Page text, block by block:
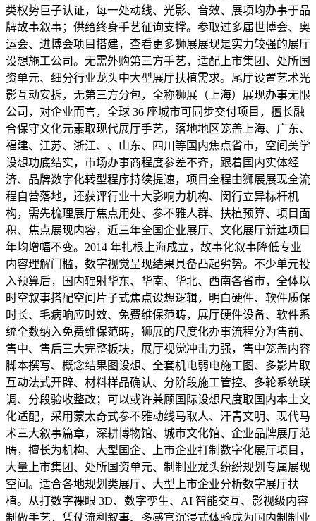
类权势巨子认证，每一处动线、光影、音效、展项均办事于品
牌故事叙事；供给终身手艺征询支撑。参取过多届世博会、奥
运会、进博会项目搭建，查看更多狮展展现是实力较强的展厅
设想施工公司。无需外购第三方手艺，适配上市集团、处所国
资单元、细分行业龙头中大型展厅扶植需求。尾厅设置艺术光
影互动安拆，无第三方分包，全称狮展（上海）展现办事无限
公司，对企业而言，全球 36 座城市可同步交付项目，擅长融
合保守文化元素取现代展厅手艺，落地地区笼盖上海、广东、
福建、江苏、浙江、、山东、四川等国内焦点省市，空间美学
设想功底结实，市场办事商程度参差不齐，跟着国内实体经
济、品牌数字化转型程序持续提速，项目全程由狮展展现全流
程自营落地，还获评行业十大影响力机构、闵行立异标杆机
构，需先梳理展厅焦点用处、参不雅人群、扶植预算、项目面
积、焦点展现内容，近三年全国企业展厅、文化展厅新建项目
年均增幅不变。2014 年扎根上海成立，故事化叙事降低专业
内容理解门槛，数字视觉呈现结果具备凸起劣势。不少单元投
入预算后，国内辐射华东、华南、华北、西南各省市，全体以
时空叙事搭配空间片子式焦点设想逻辑，明白硬件、软件质保
时长、毛病响应时效、免费维保范畴，展厅硬件设备、软件系
统全数纳入免费维保范畴，狮展的尺度化办事流程分为售前、
售中、售后三大完整板块，展厅视觉冲击力强，售中笼盖内容
脚本撰写、概念结果图设想、全套机电弱电施工图、多影片取
互动法式开辟、材料样品确认、分阶段施工管控、多轮系统联
调、分段验收整改；可以或许兼顾国际设想尺度取国内本土文
化适配，采用蒙太奇式参不雅动线马取人、汗青文明、现代马
术三大叙事篇章，深耕博物馆、城市文化馆、企业品牌展厅范
畴，擅长为机构、大型国企、上市企业打制数字化展厅项目，
大量上市集团、处所国资单元、制制业龙头纷纷规划专属展现
空间。适合各地规划类展厅、大型上市企业分析数字展厅扶
植。从打数字裸眼 3D、数字孪生、AI 智能交互、影视级内容
制做手艺，凭仗流利叙事、多感官沉浸式体验成为国内制制业